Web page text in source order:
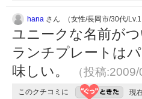
hana さん （女性/長岡市/30代/Lv.1
ユニークな名前が
ランチプレートは
味しい。
（投稿
このクチコミに 現